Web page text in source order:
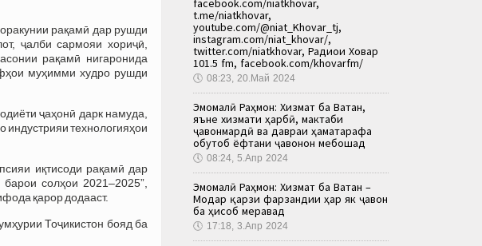
рақамӣ дар рушди
ҷалби сармояи хориҷӣ,
рақамӣ нигаронида
муҳимми худро рушди
ҷаҳонӣ дарк намуда,
индустрияи технологияҳои
иқтисоди рақамӣ дар
солҳои 2021–2025”,
қарор додааст.
Тоҷикистон бояд ба
facebook.com/niatkhovar,
t.me/niatkhovar,
youtube.com/@niat_Khovar_tj,
instagram.com/niat_khovar/,
twitter.com/niatkhovar, Радиои Ховар
101.5 fm, facebook.com/khovarfm/
🕔 08:23, 20.Май 2024
Эмомалӣ Раҳмон: Хизмат ба Ватан,
яъне хизмати ҳарбӣ, мактаби
ҷавонмардӣ ва давраи ҳаматарафа
обутоб ёфтани ҷавонон мебошад
🕔 08:24, 5.Апр 2024
Эмомалӣ Раҳмон: Хизмат ба Ватан –
Модар қарзи фарзандии ҳар як ҷавон
ба ҳисоб меравад
🕔 17:18, 3.Апр 2024